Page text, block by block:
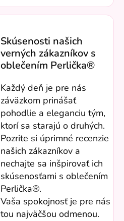
Skúsenosti našich
verných zákazníkov s
oblečením Perlička®
Každý deň je pre nás
záväzkom prinášať
pohodlie a eleganciu tým,
ktorí sa starajú o druhých.
Pozrite si úprimné recenzie
našich zákazníkov a
nechajte sa inšpirovať ich
skúsenosťami s oblečením
Perlička®.
Vaša spokojnosť je pre nás
tou najväčšou odmenou.